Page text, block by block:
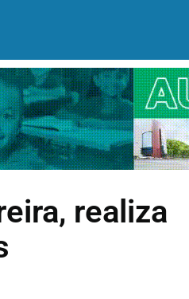
realiza